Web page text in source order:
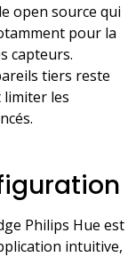
open source qui
pour la
capteurs.
tiers reste
limiter les
Philips Hue est
intuitive,